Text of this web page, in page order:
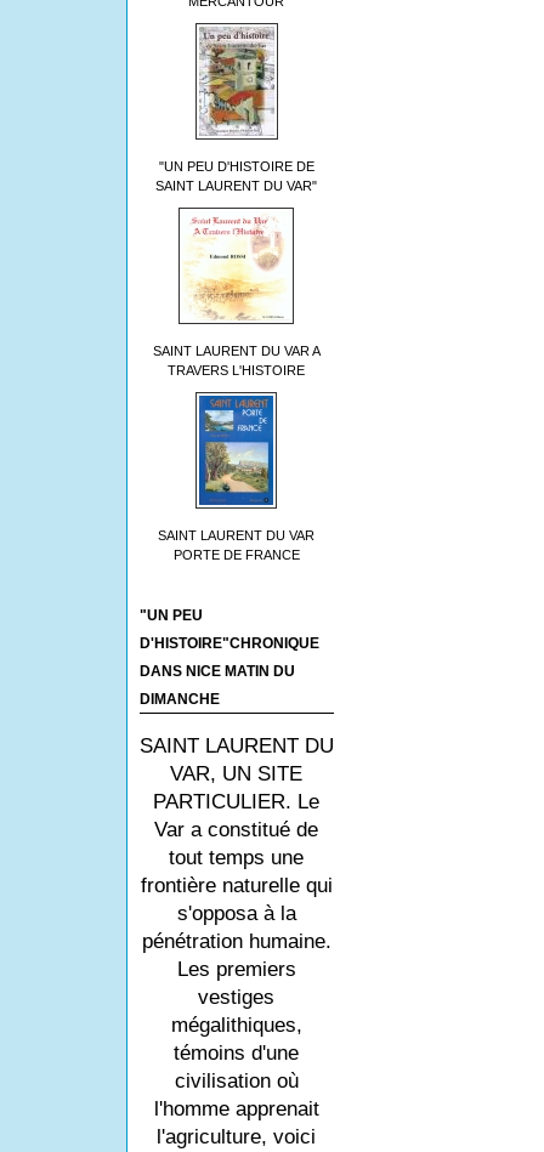
"UN PEU D'HISTOIRE DE
SAINT LAURENT DU VAR"
SAINT LAURENT DU VAR A
TRAVERS L'HISTOIRE
SAINT LAURENT DU VAR
PORTE DE FRANCE
"UN PEU
D'HISTOIRE"CHRONIQUE
DANS NICE MATIN DU
DIMANCHE
SAINT LAURENT DU
VAR, UN SITE
PARTICULIER. Le
Var a constitué de
tout temps une
frontière naturelle qui
s'opposa à la
pénétration humaine.
Les premiers
vestiges
mégalithiques,
témoins d'une
civilisation où
l'homme apprenait
l'agriculture, voici